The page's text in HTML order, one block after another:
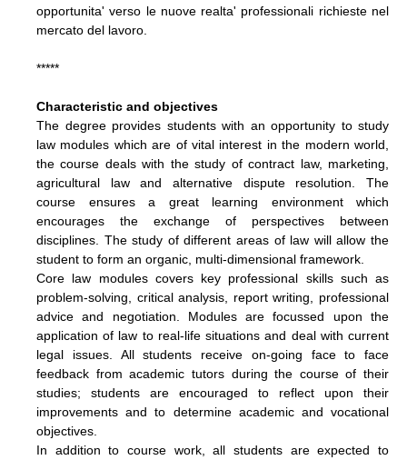
opportunita' verso le nuove realta' professionali richieste nel
mercato del lavoro.
*****
Characteristic and objectives
The degree provides students with an opportunity to study
law modules which are of vital interest in the modern world,
the course deals with the study of contract law, marketing,
agricultural law and alternative dispute resolution. The
course ensures a great learning environment which
encourages the exchange of perspectives between
disciplines. The study of different areas of law will allow the
student to form an organic, multi-dimensional framework.
Core law modules covers key professional skills such as
problem-solving, critical analysis, report writing, professional
advice and negotiation. Modules are focussed upon the
application of law to real-life situations and deal with current
legal issues. All students receive on-going face to face
feedback from academic tutors during the course of their
studies; students are encouraged to reflect upon their
improvements and to determine academic and vocational
objectives.
In addition to course work, all students are expected to